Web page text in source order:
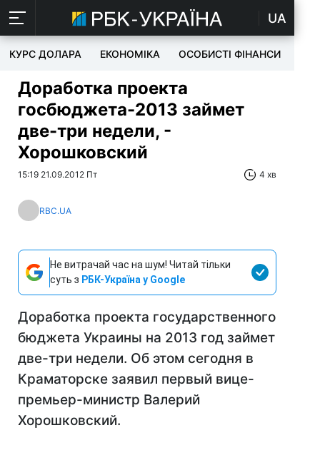
UA
КУРС ДОЛАРА ЕКОНОМІКА ОСОБИСТІ ФІНАНСИ
Доработка проекта
госбюджета-2013 займет
две-три недели, -
Хорошковский
15:19 21.09.2012 Пт 4 хв
RBC.UA
Не витрачай час на шум! Читай тільки
суть з РБК-Україна у Google
Доработка проекта государственного
бюджета Украины на 2013 год займет
две-три недели. Об этом сегодня в
Краматорске заявил первый вице-
премьер-министр Валерий
Хорошковский.